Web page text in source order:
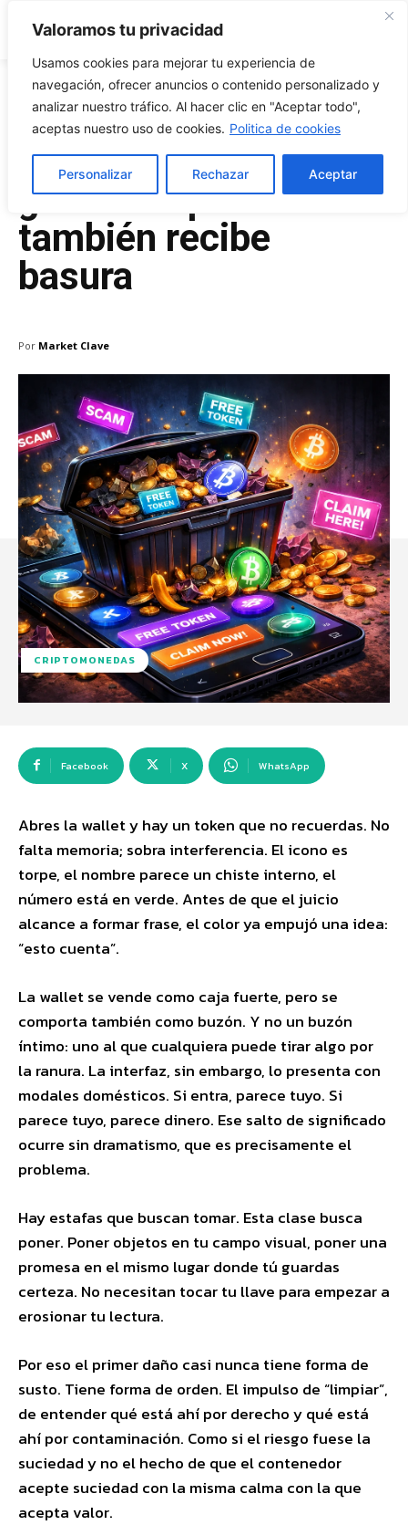
Valoramos tu privacidad
Usamos cookies para mejorar tu experiencia de
navegación, ofrecer anuncios o contenido personalizado y
analizar nuestro tráfico. Al hacer clic en "Aceptar todo",
aceptas nuestro uso de cookies. Politica de cookies
Personalizar Rechazar Aceptar
Market Clave
Enero 8, 2026
Tu wallet no solo
guarda cripto:
también recibe
basura
Por Market Clave
CRIPTOMONEDAS
Facebook X WhatsApp
Abres la wallet y hay un token que no recuerdas. No
falta memoria; sobra interferencia. El icono es
torpe, el nombre parece un chiste interno, el
número está en verde. Antes de que el juicio
alcance a formar frase, el color ya empujó una idea:
“esto cuenta”.
La wallet se vende como caja fuerte, pero se
comporta también como buzón. Y no un buzón
íntimo: uno al que cualquiera puede tirar algo por
la ranura. La interfaz, sin embargo, lo presenta con
modales domésticos. Si entra, parece tuyo. Si
parece tuyo, parece dinero. Ese salto de significado
ocurre sin dramatismo, que es precisamente el
problema.
Hay estafas que buscan tomar. Esta clase busca
poner. Poner objetos en tu campo visual, poner una
promesa en el mismo lugar donde tú guardas
certeza. No necesitan tocar tu llave para empezar a
erosionar tu lectura.
Por eso el primer daño casi nunca tiene forma de
susto. Tiene forma de orden. El impulso de “limpiar”,
de entender qué está ahí por derecho y qué está
ahí por contaminación. Como si el riesgo fuese la
suciedad y no el hecho de que el contenedor
acepte suciedad con la misma calma con la que
acepta valor.